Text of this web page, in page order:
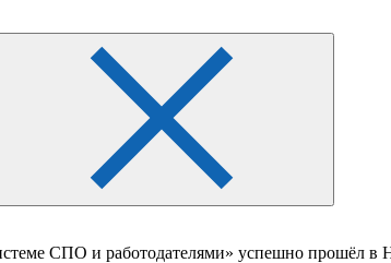
СПО и работодателями» успешно прошёл в